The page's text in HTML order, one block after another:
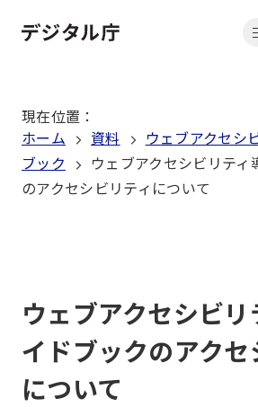
文
動
現在位置 ：
ホーム
資料
ウェブアクセシ
ブック
ウェブアクセシビリティ
のアクセシビリティについて
ウェブアクセシビ
イドブックのアクセ
について